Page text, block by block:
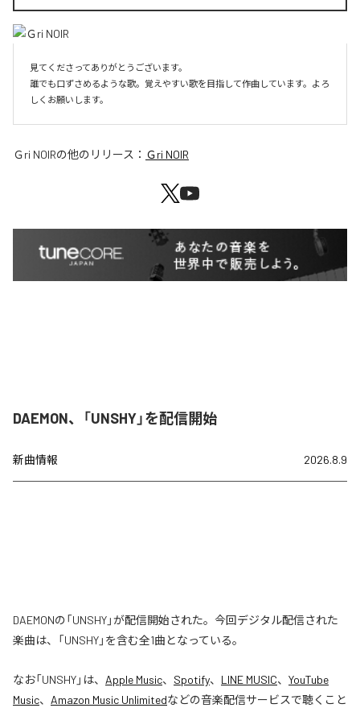
見てくださってありがとうございます。
誰でも口ずさめるような歌。覚えやすい歌を目指して作曲しています。よろ
しくお願いします。
Ｇri NOIRの他のリリース： Ｇri NOIR
DAEMON、「UNSHY」を配信開始
新曲情報 2026.8.9
DAEMONの「UNSHY」が配信開始された。今回デジタル配信された
楽曲は、「UNSHY」を含む全1曲となっている。
なお「UNSHY」は、 Apple Music、 Spotify、 LINE MUSIC、 YouTube
Music、 Amazon Music Unlimitedなどの音楽配信サービスで聴くこと